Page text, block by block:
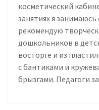
косметический
занятиях я
рекомендую
дошкольников в
восторге и из
с бантиками и
брызгами. Педагоги